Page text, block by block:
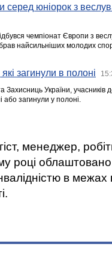
юніорок з
чемпіонат Європи з
найсильніших молодих
загинули в полоні
Захисниць України,
або загинули у полоні.
менеджер,
році
в межах